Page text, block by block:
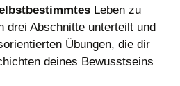
Leben zu
drei Abschnitte unterteilt und
Übungen, die dir
deines Bewusstseins